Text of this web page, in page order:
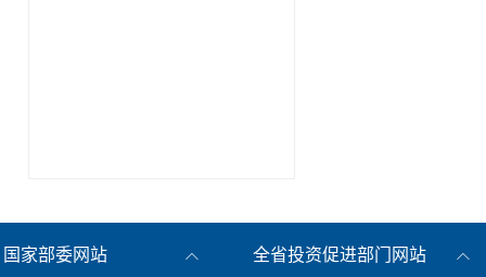
国家部委网站 全省投资促进部门网站